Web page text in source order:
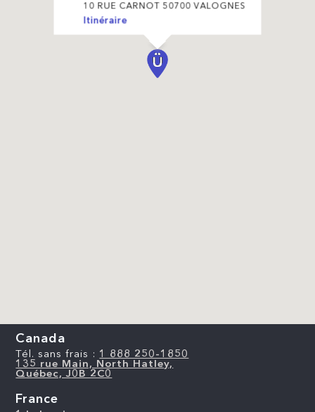
10 RUE CARNOT 50700 VALOGNES
Itinéraire
Canada
Tél. sans frais : 1 888 250-1850
135 rue Main, North Hatley,
Québec, J0B 2C0
France